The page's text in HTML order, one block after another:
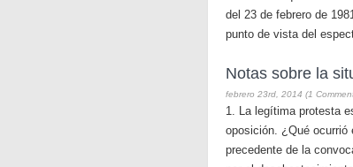
del 23 de febrero de
punto de vista del
Notas sobre la
febrero 23rd, 2014 (1
1. La legítima protesta
oposición. ¿Qué ocurrió
precedente de la